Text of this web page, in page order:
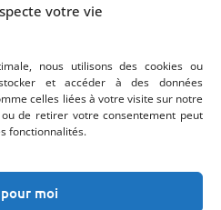
votre vie
nous utilisons des cookies ou
et accéder à des données
celles liées à votre visite sur notre
de retirer votre consentement peut
fonctionnalités.
moi